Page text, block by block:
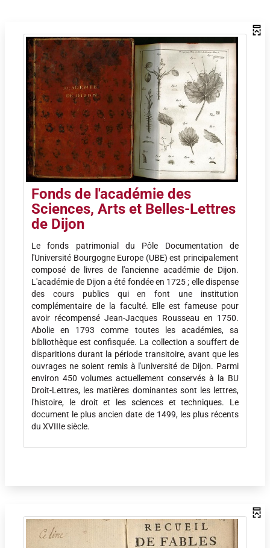
Fonds de l'académie des
Sciences, Arts et Belles-Lettres
de Dijon
Le fonds patrimonial du Pôle Documentation de
l'Université Bourgogne Europe (UBE) est principalement
composé de livres de l'ancienne académie de Dijon.
L'académie de Dijon a été fondée en 1725 ; elle dispense
des cours publics qui en font une institution
complémentaire de la faculté. Elle est fameuse pour
avoir récompensé Jean-Jacques Rousseau en 1750.
Abolie en 1793 comme toutes les académies, sa
bibliothèque est confisquée. La collection a souffert de
disparitions durant la période transitoire, avant que les
ouvrages ne soient remis à l'université de Dijon. Parmi
environ 450 volumes actuellement conservés à la BU
Droit-Lettres, les matières dominantes sont les lettres,
l'histoire, le droit et les sciences et techniques. Le
document le plus ancien date de 1499, les plus récents
du XVIIIe siècle.